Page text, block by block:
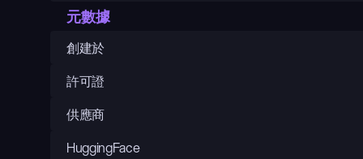
元數據
創建於
許可證
供應商
HuggingFace